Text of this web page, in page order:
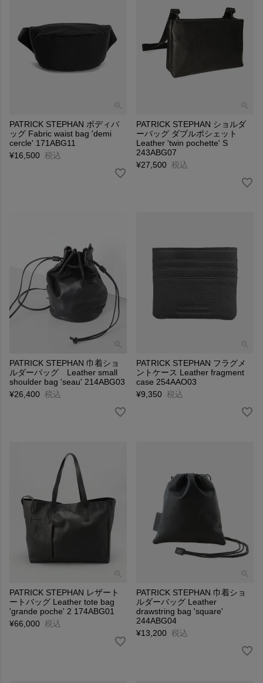
PATRICK STEPHAN ボディバ
ッグ Fabric waist bag 'demi
cercle' 171ABG11
¥16,500 税込
PATRICK STEPHAN ショルダ
ーバッグ ダブルポシェット
Leather 'twin pochette' S
243ABG07
¥27,500 税込
PATRICK STEPHAN 巾着ショ
ルダーバッグ Leather small
shoulder bag 'seau' 214ABG03
¥26,400 税込
PATRICK STEPHAN フラグメ
ントケース Leather fragment
case 254AAO03
¥9,350 税込
PATRICK STEPHAN レザート
ートバッグ Leather tote bag
'grande poche' 2 174ABG01
¥66,000 税込
PATRICK STEPHAN 巾着ショ
ルダーバッグ Leather
drawstring bag 'square'
244ABG04
¥13,200 税込